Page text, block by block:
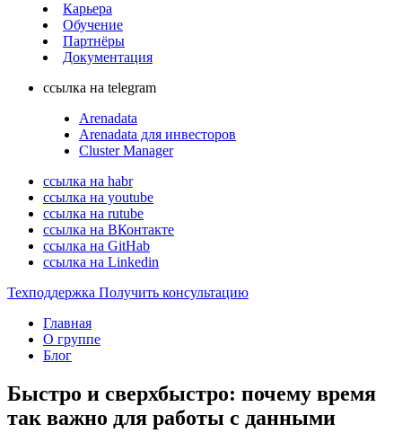
Карьера
Обучение
Партнёры
Документация
ссылка на telegram
Arenadata
Arenadata для инвесторов
Cluster Manager
ссылка на habr
ссылка на youtube
ссылка на rutube
ссылка на ВКонтакте
ссылка на GitHab
ссылка на Linkedin
Техподдержка Получить консультацию
Главная
О группе
Блог
Быстро и сверхбыстро: почему время
так важно для работы с данными